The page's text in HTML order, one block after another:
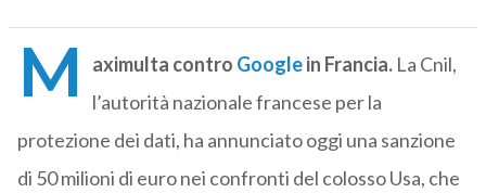
M aximulta contro Googlein Francia.La Cnil,
l’autorità nazionale francese per la
protezione dei dati, ha annunciato oggi una sanzione
di 50 milioni di euro nei confronti del colosso Usa, che